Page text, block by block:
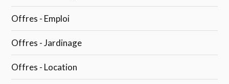
Offres - Emploi
Offres - Jardinage
Offres - Location